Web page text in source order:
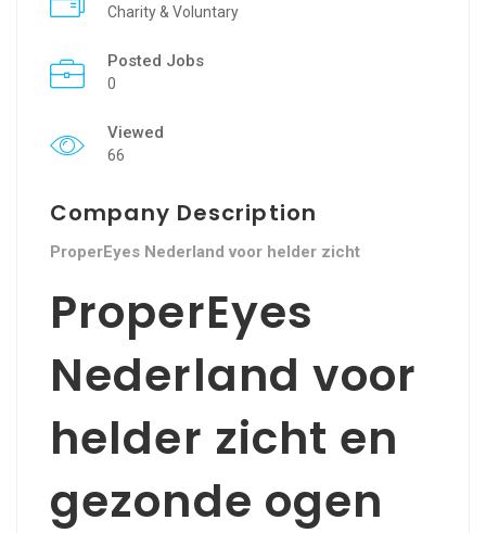
Charity & Voluntary
Posted Jobs
0
Viewed
66
Company Description
ProperEyes Nederland voor helder zicht
ProperEyes
Nederland voor
helder zicht en
gezonde ogen